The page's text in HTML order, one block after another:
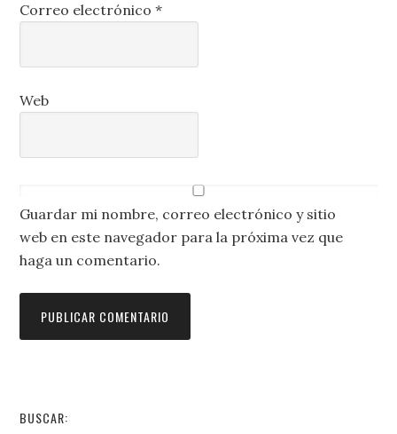
Correo electrónico*
Web
Guardar mi nombre, correo electrónico y sitio
web en este navegador para la próxima vez que
haga un comentario.
BUSCAR: